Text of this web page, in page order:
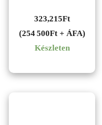
323,215Ft
(254 500Ft + ÁFA)
Készleten